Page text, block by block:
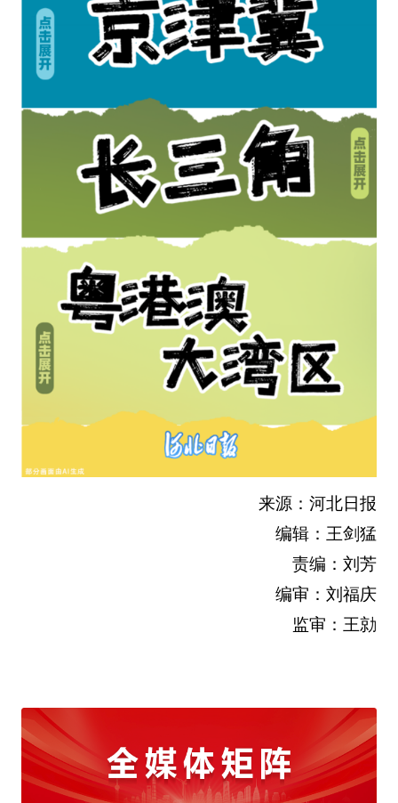
来源：河北日报
编辑：王剑猛
责编：刘芳
编审：刘福庆
监审：王勍